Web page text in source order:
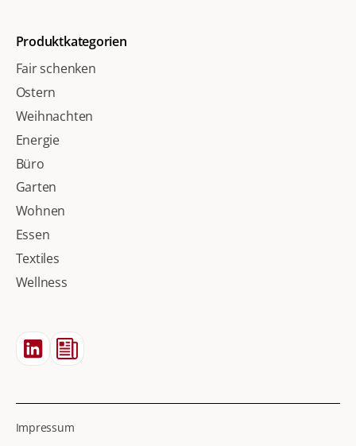
Produktkategorien
Fair schenken
Ostern
Weihnachten
Energie
Büro
Garten
Wohnen
Essen
Textiles
Wellness
Impressum